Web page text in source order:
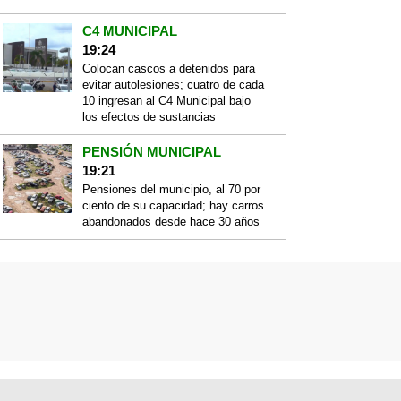
C4 MUNICIPAL
19:24
Colocan cascos a detenidos para
evitar autolesiones; cuatro de cada
10 ingresan al C4 Municipal bajo
los efectos de sustancias
PENSIÓN MUNICIPAL
19:21
Pensiones del municipio, al 70 por
ciento de su capacidad; hay carros
abandonados desde hace 30 años